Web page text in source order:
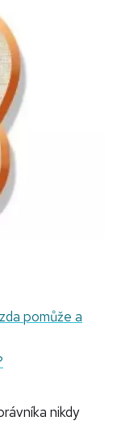
pomůže a
nikdy